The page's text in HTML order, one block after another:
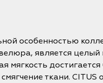
особенностью
является
мягкость
ткани. CITUS